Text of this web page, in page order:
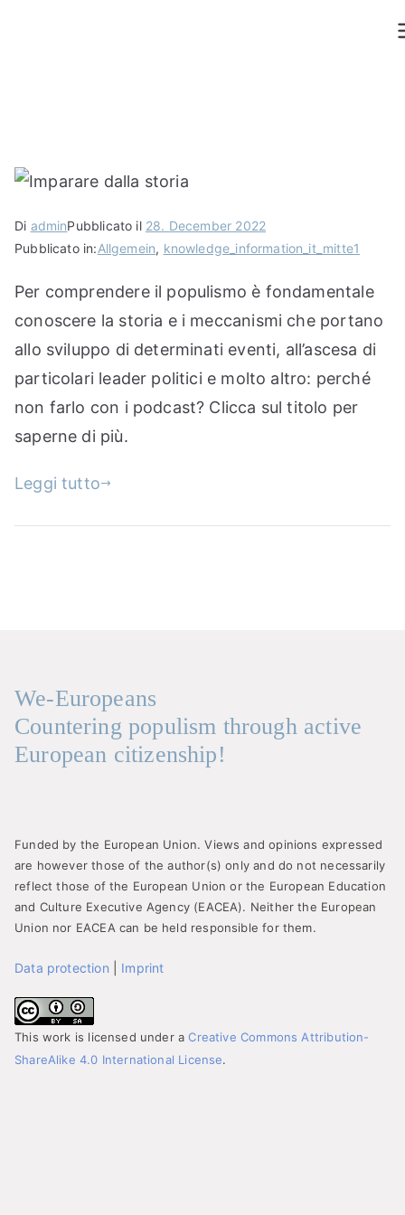
Di adminPubblicato il 28. December 2022
Pubblicato in:Allgemein, knowledge_information_it_mitte1
Per comprendere il populismo è fondamentale
conoscere la storia e i meccanismi che portano
allo sviluppo di determinati eventi, all’ascesa di
particolari leader politici e molto altro: perché
non farlo con i podcast? Clicca sul titolo per
saperne di più.
Leggi tutto
We-Europeans
Countering populism through active
European citizenship!
Funded by the European Union. Views and opinions expressed
are however those of the author(s) only and do not necessarily
reflect those of the European Union or the European Education
and Culture Executive Agency (EACEA). Neither the European
Union nor EACEA can be held responsible for them.
Data protection Imprint
This work is licensed under aCreative Commons Attribution-
ShareAlike 4.0 International License.